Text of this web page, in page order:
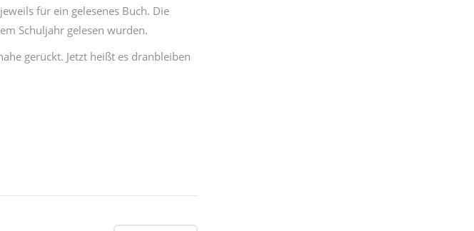
für ein gelesenes Buch. Die
Schuljahr gelesen wurden.
gerückt. Jetzt heißt es dranbleiben